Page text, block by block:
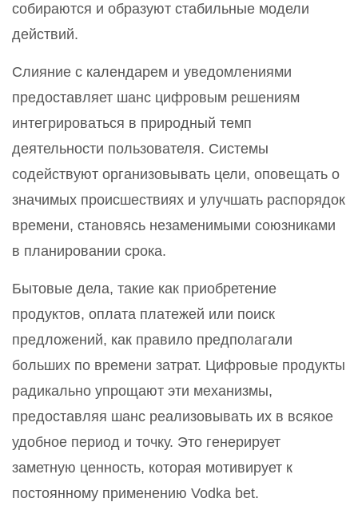
собираются и образуют стабильные модели
действий.
Слияние с календарем и уведомлениями
предоставляет шанс цифровым решениям
интегрироваться в природный темп
деятельности пользователя. Системы
содействуют организовывать цели, оповещать о
значимых происшествиях и улучшать распорядок
времени, становясь незаменимыми союзниками
в планировании срока.
Бытовые дела, такие как приобретение
продуктов, оплата платежей или поиск
предложений, как правило предполагали
больших по времени затрат. Цифровые продукты
радикально упрощают эти механизмы,
предоставляя шанс реализовывать их в всякое
удобное период и точку. Это генерирует
заметную ценность, которая мотивирует к
постоянному применению Vodka bet.